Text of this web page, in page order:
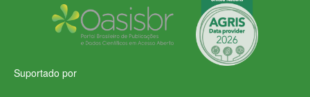
Suportado por